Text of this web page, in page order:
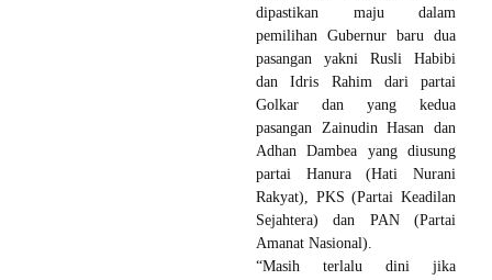
dipastikan maju dalam
pemilihan Gubernur baru dua
pasangan yakni Rusli Habibi
dan Idris Rahim dari partai
Golkar dan yang kedua
pasangan Zainudin Hasan dan
Adhan Dambea yang diusung
partai Hanura (Hati Nurani
Rakyat), PKS (Partai Keadilan
Sejahtera) dan PAN (Partai
Amanat Nasional).
“Masih terlalu dini jika